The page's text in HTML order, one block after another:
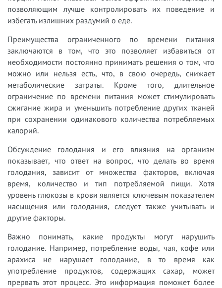
позволяющим лучше контролировать их поведение и
избегать излишних раздумий о еде.
Преимущества ограниченного по времени питания
заключаются в том, что это позволяет избавиться от
необходимости постоянно принимать решения о том, что
можно или нельзя есть, что, в свою очередь, снижает
метаболические затраты. Кроме того, длительное
ограничение по времени питания может стимулировать
сжигание жира и уменьшить потребление других тканей
при сохранении одинакового количества потребляемых
калорий.
Обсуждение голодания и его влияния на организм
показывает, что ответ на вопрос, что делать во время
голодания, зависит от множества факторов, включая
время, количество и тип потребляемой пищи. Хотя
уровень глюкозы в крови является ключевым показателем
насыщения или голодания, следует также учитывать и
другие факторы.
Важно понимать, какие продукты могут нарушить
голодание. Например, потребление воды, чая, кофе или
арахиса не нарушает голодание, в то время как
употребление продуктов, содержащих сахар, может
прервать этот процесс. Это информация поможет более